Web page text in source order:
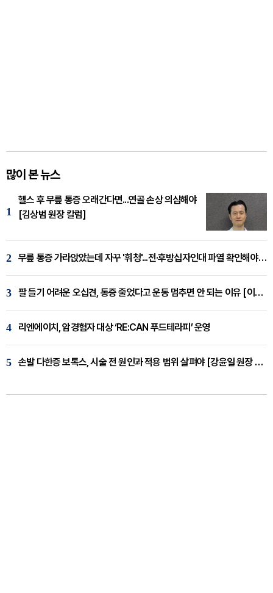
많이 본 뉴스
1
헬스 후 무릎 통증 오래간다면...연골 손상 의심해야
[김상범 원장 칼럼]
2 무릎 통증 가라앉았는데 자꾸 '휘청'...전·후방십자인대 파열 확인해야 [곽우경 원장 칼럼]
3 팔 들기 어려운 오십견, 통증 줄었다고 운동 멈추면 안 되는 이유 [이병욱 원장 칼럼]
4 리엔에이치, 암경험자 대상 ‘RE:CAN 푸드테라피’ 운영
5 손발 다한증 보톡스, 시술 전 원인과 적용 범위 살펴야 [강윤일 원장 칼럼]